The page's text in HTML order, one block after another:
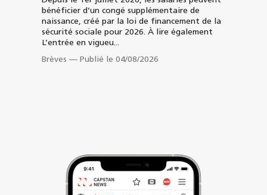
bénéficier d’un congé supplémentaire de
naissance, créé par la loi de financement de la
sécurité sociale pour 2026. À lire également
L’entrée en vigueu...
Brèves — Publié le 04/08/2026